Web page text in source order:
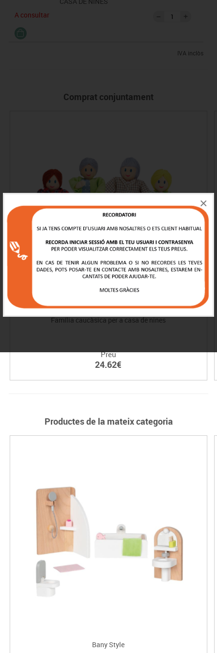
×
A consultar
IVA inclòs
Comprat conjuntament
Família caucàsica per a casa de nines
Preu
24.62€
Productes de la mateix categoria
Bany Style